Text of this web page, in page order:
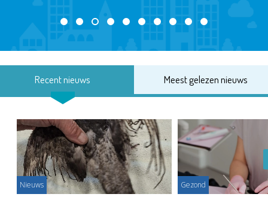
Recent nieuws Meest gelezen nieuws
Nieuws Gezond